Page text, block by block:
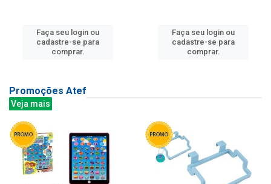
Faça seu login ou
cadastre-se para
comprar.
Faça seu login ou
cadastre-se para
comprar.
Promoções Atef
Veja mais